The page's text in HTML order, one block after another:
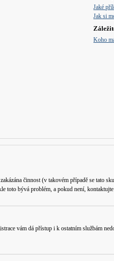
Jaké
Jak si
Koho
činnost (v takovém případě se tato
bývá problém, a pokud není,
vám dá přístup i k ostatním službám